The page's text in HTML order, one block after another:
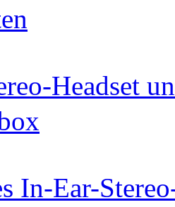
Headset
In-Ear-